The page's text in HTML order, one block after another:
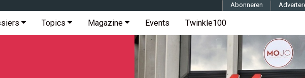
Topics Magazine Events Twinkle100
Abonneren